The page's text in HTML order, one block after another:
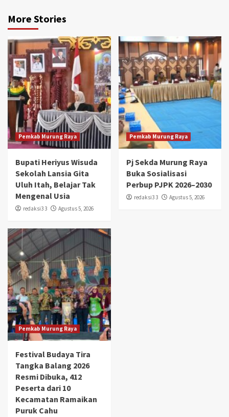
More Stories
Pemkab Murung Raya
Bupati Heriyus Wisuda
Sekolah Lansia Gita
Uluh Itah, Belajar Tak
Mengenal Usia
redaksi3 3 Agustus 5, 2026
Pemkab Murung Raya
Pj Sekda Murung Raya
Buka Sosialisasi
Perbup PJPK 2026–2030
redaksi3 3 Agustus 5, 2026
Pemkab Murung Raya
Festival Budaya Tira
Tangka Balang 2026
Resmi Dibuka, 412
Peserta dari 10
Kecamatan Ramaikan
Puruk Cahu